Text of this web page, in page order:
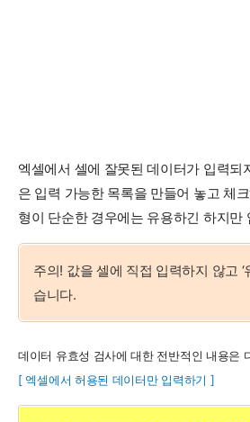
엑셀에서 셀에 잘못된 데이터가 입력되
은 입력 가능한 목록을 만들어 놓고 체
형이 단순한 경우에는 유용하긴 하지
주의! 값을 셀에 직접 입력하지 않고
습니다.
데이터 유효성 검사에 대한 전반적인 내용은
[ 엑셀에서 허용된 데이터만 입력하기 ]